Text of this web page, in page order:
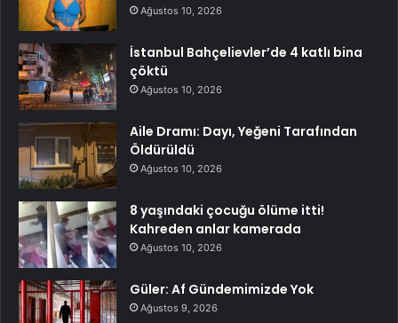
Ağustos 10, 2026
İstanbul Bahçelievler’de 4 katlı bina
çöktü
Ağustos 10, 2026
Aile Dramı: Dayı, Yeğeni Tarafından
Öldürüldü
Ağustos 10, 2026
8 yaşındaki çocuğu ölüme itti!
Kahreden anlar kamerada
Ağustos 10, 2026
Güler: Af Gündemimizde Yok
Ağustos 9, 2026